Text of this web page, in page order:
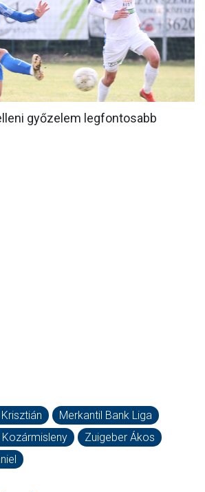
MÉRKŐZÉSEK
KLUB
GALÉRIA
ÉLMÉNYEK
győzelem legfontosabb
Merkantil Bank Liga
Kozármisleny
Zuigeber Ákos